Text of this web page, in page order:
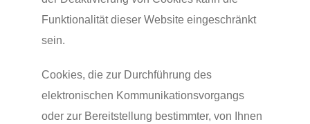
Funktionalität dieser Website eingeschränkt
sein.
Cookies, die zur Durchführung des
elektronischen Kommunikationsvorgangs
oder zur Bereitstellung bestimmter, von Ihnen